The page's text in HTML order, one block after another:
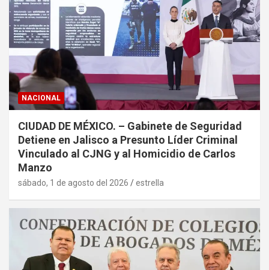
NACIONAL
CIUDAD DE MÉXICO. – Gabinete de Seguridad
Detiene en Jalisco a Presunto Líder Criminal
Vinculado al CJNG y al Homicidio de Carlos
Manzo
sábado, 1 de agosto del 2026 estrella